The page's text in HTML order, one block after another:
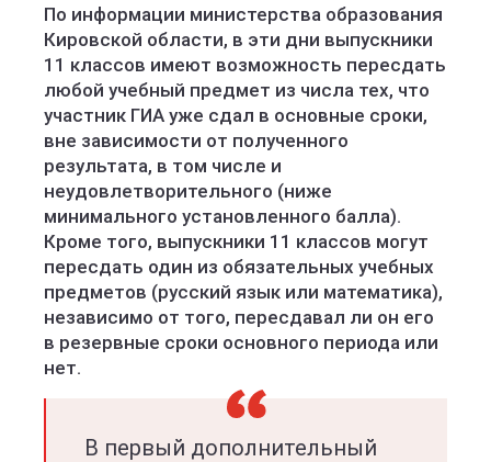
По информации министерства образования
Кировской области, в эти дни выпускники
11 классов имеют возможность пересдать
любой учебный предмет из числа тех, что
участник ГИА уже сдал в основные сроки,
вне зависимости от полученного
результата, в том числе и
неудовлетворительного (ниже
минимального установленного балла).
Кроме того, выпускники 11 классов могут
пересдать один из обязательных учебных
предметов (русский язык или математика),
независимо от того, пересдавал ли он его
в резервные сроки основного периода или
нет.
В первый дополнительный